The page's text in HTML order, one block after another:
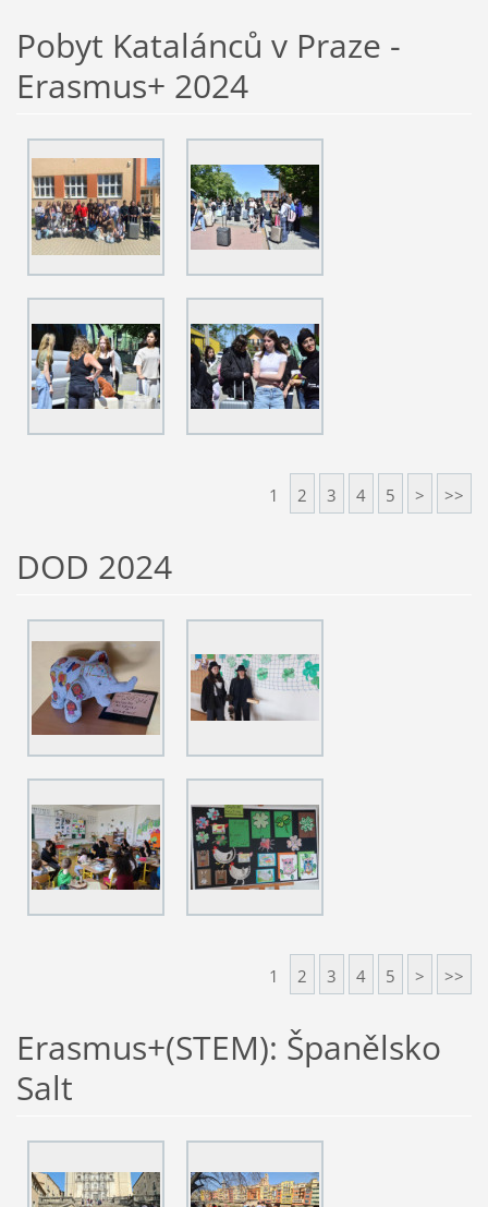
Pobyt Katalánců v Praze -
Erasmus+ 2024
1 2 3 4 5 > >>
DOD 2024
1 2 3 4 5 > >>
Erasmus+(STEM): Španělsko
Salt